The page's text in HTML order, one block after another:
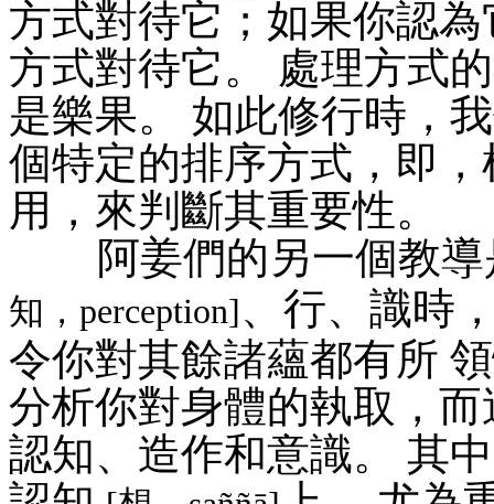
方式對待它；如果你認
方式對待它。 處理方式
是樂果。 如此修行時，
個特定的排序方式，即
用，來判斷其重要性。
阿姜們的另一個教導
知，perception]、行、識時
令你對其餘諸蘊都有所
分析你對身體的執取，
認知、造作和意識。 其